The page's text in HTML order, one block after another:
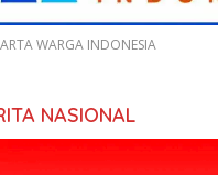
WARGA INDONESIA
NASIONAL